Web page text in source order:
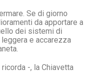
Se di giorno
da apportare a
dei sistemi di
e accarezza
-, la Chiavetta